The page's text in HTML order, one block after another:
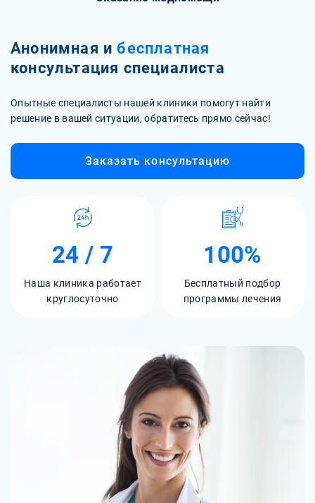
Анонимная и бесплатная
консультация специалиста
Опытные специалисты нашей клиники помогут найти
решение в вашей ситуации, обратитесь прямо сейчас!
Заказать консультацию
24 / 7
Наша клиника работает
круглосуточно
100%
Бесплатный подбор
программы лечения